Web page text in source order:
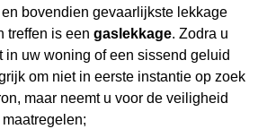
bovendien gevaarlijkste lekkage
treffen is een gaslekkage. Zodra u
in uw woning of een sissend geluid
om niet in eerste instantie op zoek
maar neemt u voor de veiligheid